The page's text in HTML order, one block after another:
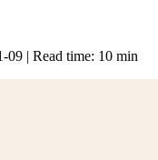
09 | Read time: 10 min